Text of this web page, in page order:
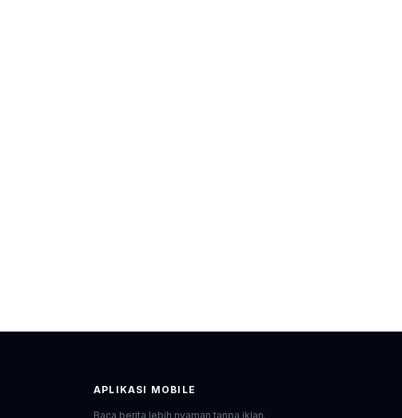
APLIKASI MOBILE
Baca berita lebih nyaman tanpa iklan.